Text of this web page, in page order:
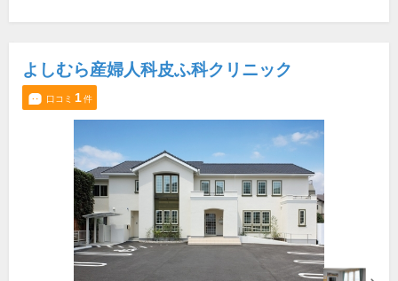
よしむら産婦人科皮ふ科クリニック
口コミ 1件